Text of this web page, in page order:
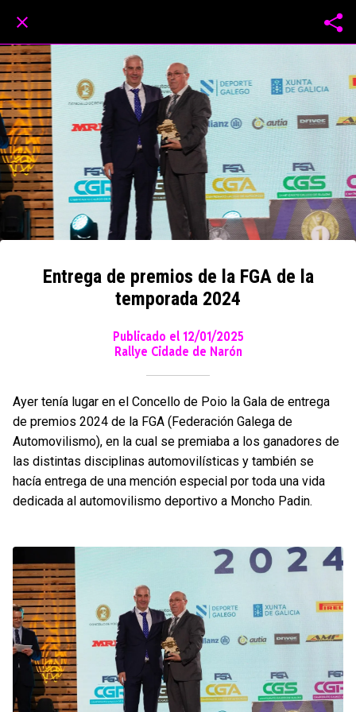
Entrega de premios de la FGA de la
temporada 2024
Publicado el 12/01/2025
Rallye Cidade de Narón
Ayer tenía lugar en el Concello de Poio la Gala de entrega
de premios 2024 de la FGA (Federación Galega de
Automovilismo), en la cual se premiaba a los ganadores de
las distintas disciplinas automovilísticas y también se
hacía entrega de una mención especial por toda una vida
dedicada al automovilismo deportivo a Moncho Padin.